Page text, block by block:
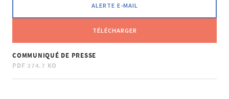
ALERTE E-MAIL
TÉLÉCHARGER
COMMUNIQUÉ DE PRESSE
PDF 374.7 KO